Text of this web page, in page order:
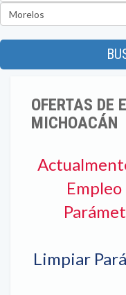
OFERTAS DE
MICHOACÁN
Limpiar